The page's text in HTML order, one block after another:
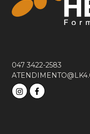
047 3422-2583